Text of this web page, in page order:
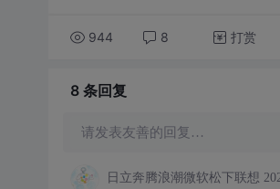
944 8 打赏
8 条回复
请发表友善的回复…
日立奔腾浪潮微软松下联想